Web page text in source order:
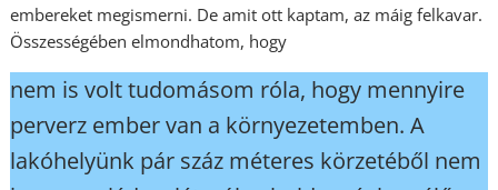
embereket megismerni. De amit ott kaptam, az máig felkavar.
Összességében elmondhatom, hogy
nem is volt tudomásom róla, hogy mennyire
perverz ember van a környezetemben. A
lakóhelyünk pár száz méteres körzetéből nem